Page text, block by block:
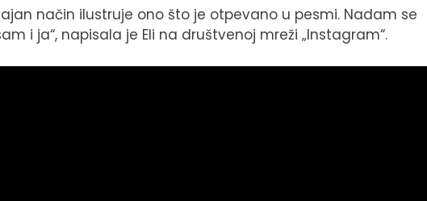
način ilustruje ono što je otpevano u pesmi. Nadam se
i ja“, napisala je Eli na društvenoj mreži „Instagram“.